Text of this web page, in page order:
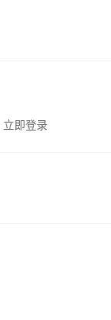
立即登录